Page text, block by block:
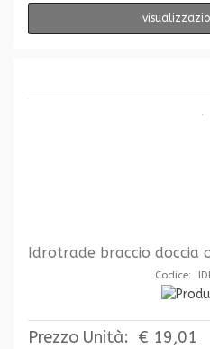
Idrotrade braccio doccia
Codice:
Prezzo Unità: € 19,01